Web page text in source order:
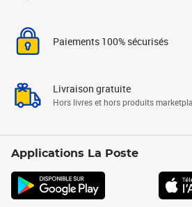
Paiements 100% sécurisés
Livraison gratuite
Hors livres et hors produits
Applications La Poste